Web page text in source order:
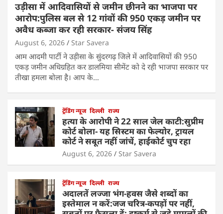
उड़ीसा में आदिवासियों से जमीन छीनने का भाजपा पर
आरोप:पुलिस बल से 12 गांवों की 950 एकड़ जमीन पर
अवैध कब्जा कर रही सरकार- संजय सिंह
August 6, 2026 Star Savera
आम आदमी पार्टी ने उड़ीसा के सुंदरगढ़ जिले में आदिवासियों की 950
एकड़ जमीन अधिग्रहित कर डालमिया सीमेंट को दे रही भाजपा सरकार पर
तीखा हमला बोला है। आप के…
ट्रेंडिंग न्यूज दिल्ली राज्य
हत्या के आरोपी ने 22 साल जेल काटी:सुप्रीम
कोर्ट बोला- यह सिस्टम का फेल्योर, ट्रायल
कोर्ट ने सबूत नहीं जांचें, हाईकोर्ट चुप रहा
August 6, 2026 Star Savera
ट्रेंडिंग न्यूज दिल्ली राज्य
अदालतें लज्जा भंग-हवस जैसे शब्दों का
इस्तेमाल न करें:जज चरित्र-कपड़ों पर नहीं,